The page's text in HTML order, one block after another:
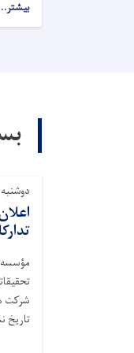
دوشنبه ۱۴۰۴/۵/۲۰ - ۱۵:۶
مؤسسه
شرکت
تاریخ